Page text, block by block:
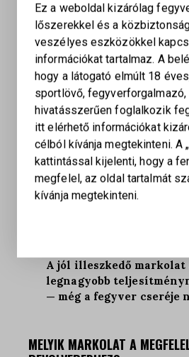
Ugyanolyan fontos, hogy:
hogyan ül a markolat a
hol helyezkednek el az
mennyire éred el
Az ergonomikus, kézre szabott
javítja a lövésközi
kényelmesebbé teszi a
és segít minden lövésnél
kézpozícióba visszatalálni.
Kisebb kézhez a vékony,
markolatok gyakran
A jól illeszkedő markolat
legnagyobb
— még a fegyver cseréje
MELYIK MARKOLAT A
Ez a weboldal kizárólag
lőszerekkel és a
veszélyes eszközökkel
információkat tartalmaz. A
hogy a látogató elmúlt 18
sportlövő, fegyverforgalmazó,
hivatásszerűen foglalkozik
itt elérhető információkat
célból kívánja megtekinteni. A
kattintással kijelenti, hogy a
megfelel, az oldal tartalmát
kívánja megtekinteni.